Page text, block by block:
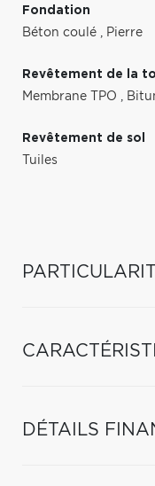
Fondation
Béton coulé , Pierre
Revêtement de la
Membrane TPO ,
Revêtement de sol
Tuiles
DÉTAILS